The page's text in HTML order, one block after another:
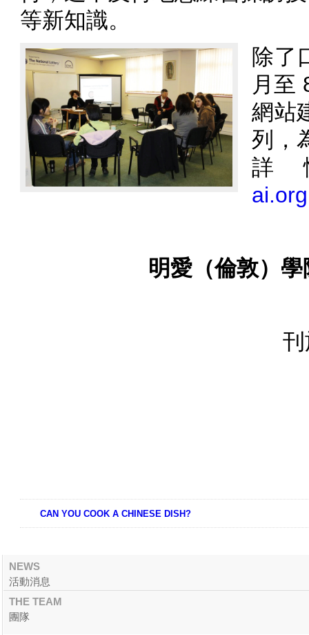
等新知識。
除了
月至
網站
列，
明愛（倫敦）
CAN YOU COOK A CHINESE DISH?
NEWS
活動消息
THE TEAM
團隊